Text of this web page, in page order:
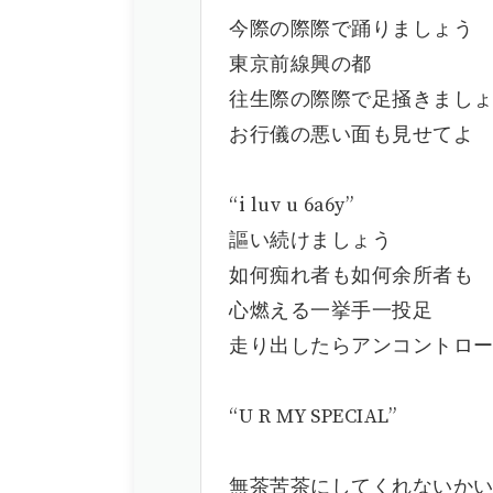
今際の際際で踊りましょう
東京前線興の都
往生際の際際で足掻きまし
お行儀の悪い面も見せてよ
“i luv u 6a6y”
謳い続けましょう
如何痴れ者も如何余所者も
心燃える一挙手一投足
走り出したらアンコントロ
“U R MY SPECIAL”
無茶苦茶にしてくれないかい